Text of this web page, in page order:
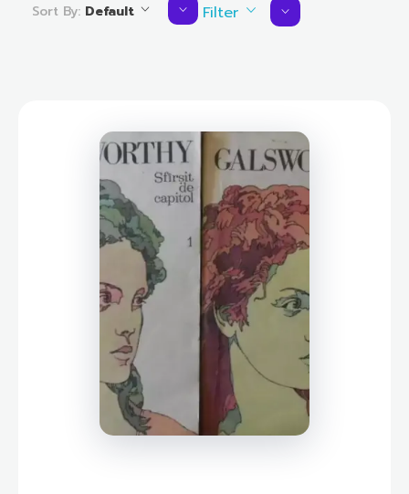
Sort By: Default Filter